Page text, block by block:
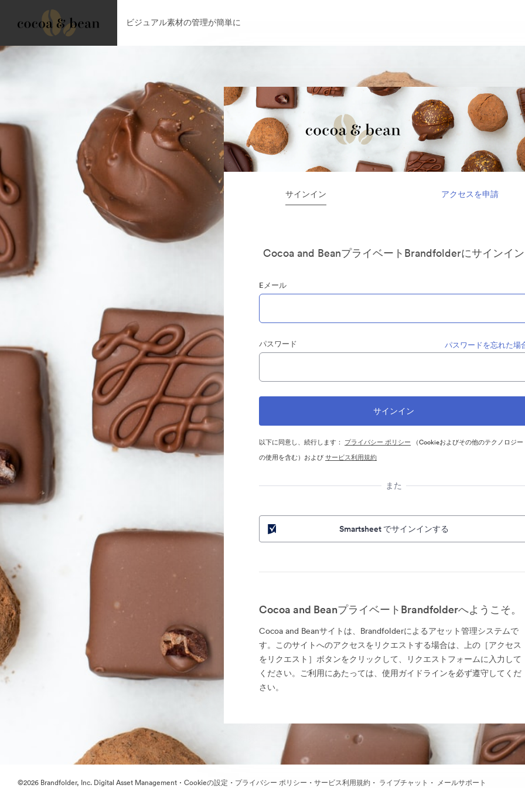
ビジュアル素材の管理が簡単に
サインイン アクセスを申請
Cocoa and BeanプライベートBrandfolderにサインイン
Eメール
パスワード パスワードを忘れた場
以下に同意し、続行します： プライバシー ポリシー （Cookieおよびその他のテクノロジー
の使用を含む）およびサービス利用規約
また
Smartsheet でサインインする
Cocoa and BeanプライベートBrandfolderへようこそ。
Cocoa and Beanサイトは、Brandfolderによるアセット管理システムで
す。このサイトへのアクセスをリクエストする場合は、上の［アクセス
をリクエスト］ボタンをクリックして、リクエストフォームに入力して
ください。ご利用にあたっては、使用ガイドラインを必ず遵守してくだ
さい。
©2026 Brandfolder, Inc. Digital Asset Management · Cookieの設定 · プライバシー ポリシー · サービス利用規約 · ライブチャット · メールサポート